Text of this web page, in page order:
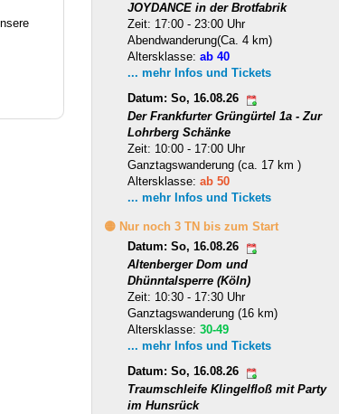
JOYDANCE in der Brotfabrik
Zeit: 17:00 - 23:00 Uhr
Abendwanderung(Ca. 4 km)
Altersklasse:ab 40
... mehr Infos und Tickets
Datum: So, 16.08.26
Der Frankfurter Grüngürtel 1a - Zur
Lohrberg Schänke
Zeit: 10:00 - 17:00 Uhr
Ganztagswanderung (ca. 17 km )
Altersklasse:ab 50
... mehr Infos und Tickets
🟡 Nur noch 3 TN bis zum Start
Datum: So, 16.08.26
Altenberger Dom und
Dhünntalsperre (Köln)
Zeit: 10:30 - 17:30 Uhr
Ganztagswanderung (16 km)
Altersklasse:30-49
... mehr Infos und Tickets
Datum: So, 16.08.26
Traumschleife Klingelfloß mit Party
im Hunsrück